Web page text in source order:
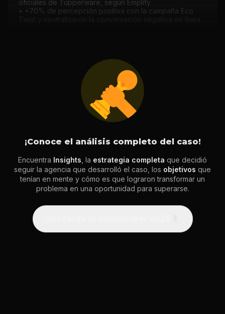
oficiales de Tupperware, según Emplify
• +70% de percepción positiva con la campaña Eco
¡Conoce el análisis completo del caso!
Encuentra Insights , la estrategia completa que decidió
seguir la agencia que desarrolló el caso, los objetivos que
tenían en mente y cómo es que lograron transformar un
problema en una oportunidad para superarse.